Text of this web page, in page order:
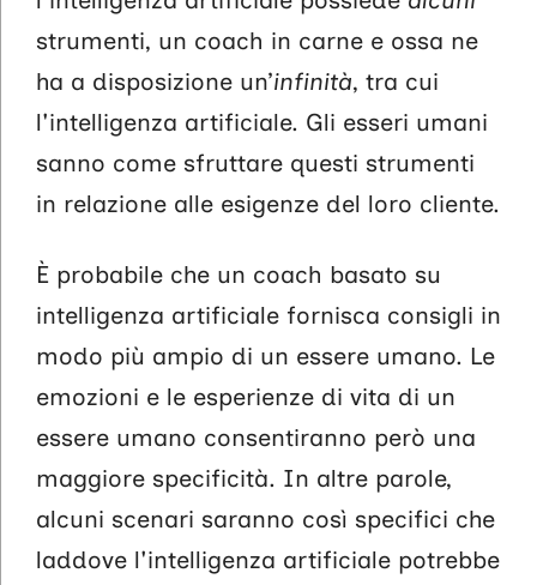
strumenti, un coach in carne e ossa ne
ha a disposizione un’infinità, tra cui
l'intelligenza artificiale. Gli esseri umani
sanno come sfruttare questi strumenti
in relazione alle esigenze del loro cliente.
È probabile che un coach basato su
intelligenza artificiale fornisca consigli in
modo più ampio di un essere umano. Le
emozioni e le esperienze di vita di un
essere umano consentiranno però una
maggiore specificità. In altre parole,
alcuni scenari saranno così specifici che
laddove l'intelligenza artificiale potrebbe